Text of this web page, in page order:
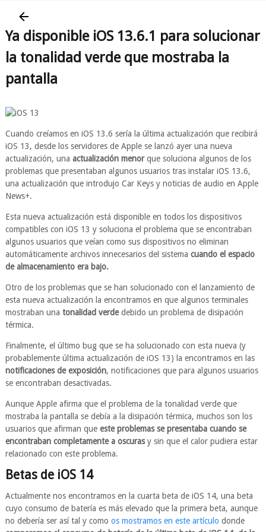
Ya disponible iOS 13.6.1 para solucionar
la tonalidad verde que mostraba la
pantalla
Cuando creíamos en iOS 13.6 sería la última actualización que recibirá
iOS 13, desde los servidores de Apple se lanzó ayer una nueva
actualización, una actualización menorque soluciona algunos de los
problemas que presentaban algunos usuarios tras instalar iOS 13.6,
una actualización que introdujo Car Keys y noticias de audio en Apple
News+.
Esta nueva actualización está disponible en todos los dispositivos
compatibles con iOS 13 y soluciona el problema que se encontraban
algunos usuarios que veían como sus dispositivos no eliminan
automáticamente archivos innecesarios del sistema cuando el espacio
de almacenamiento era bajo.
Otro de los problemas que se han solucionado con el lanzamiento de
esta nueva actualización la encontramos en que algunos terminales
mostraban una tonalidad verdedebido un problema de disipación
térmica.
Finalmente, el último bug que se ha solucionado con esta nueva (y
probablemente última actualización de iOS 13) la encontramos en las
notificaciones de exposición, notificaciones que para algunos usuarios
se encontraban desactivadas.
Aunque Apple afirma que el problema de la tonalidad verde que
mostraba la pantalla se debía a la disipación térmica, muchos son los
usuarios que afirman que este problemas se presentaba cuando se
encontraban completamente a oscurasy sin que el calor pudiera estar
relacionado con este problema.
Betas de iOS 14
Actualmente nos encontramos en la cuarta beta de iOS 14, una beta
cuyo consumo de batería es más elevado que la primera beta, aunque
no debería ser así tal y como os mostramos en este artículo donde